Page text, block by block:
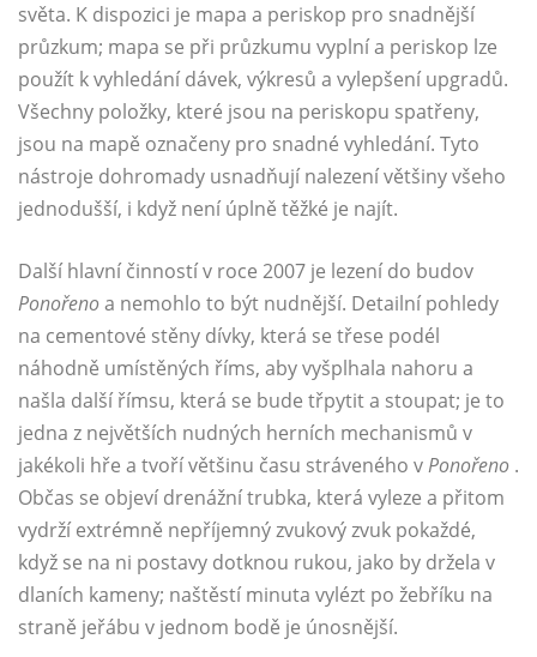
světa. K dispozici je mapa a periskop pro snadnější
průzkum; mapa se při průzkumu vyplní a periskop lze
použít k vyhledání dávek, výkresů a vylepšení upgradů.
Všechny položky, které jsou na periskopu spatřeny,
jsou na mapě označeny pro snadné vyhledání. Tyto
nástroje dohromady usnadňují nalezení většiny všeho
jednodušší, i když není úplně těžké je najít.
Další hlavní činností v roce 2007 je lezení do budov
Ponořenoa nemohlo to být nudnější. Detailní pohledy
na cementové stěny dívky, která se třese podél
náhodně umístěných říms, aby vyšplhala nahoru a
našla další římsu, která se bude třpytit a stoupat; je to
jedna z největších nudných herních mechanismů v
jakékoli hře a tvoří většinu času stráveného vPonořeno .
Občas se objeví drenážní trubka, která vyleze a přitom
vydrží extrémně nepříjemný zvukový zvuk pokaždé,
když se na ni postavy dotknou rukou, jako by držela v
dlaních kameny; naštěstí minuta vylézt po žebříku na
straně jeřábu v jednom bodě je únosnější.